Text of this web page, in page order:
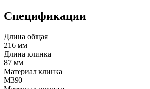
Спецификации
Длина общая
216 мм
Длина клинка
87 мм
Материал клинка
M390